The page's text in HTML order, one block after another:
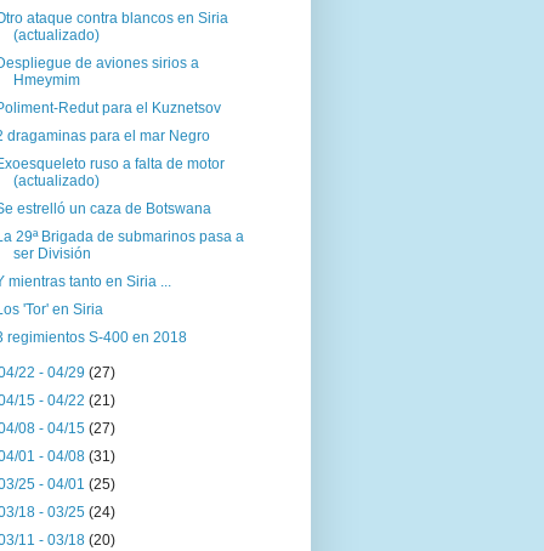
ataque contra blancos en Siria
(actualizado)
de aviones sirios a
Hmeymim
Redut para el Kuznetsov
dragaminas para el mar Negro
ruso a falta de motor
(actualizado)
estrelló un caza de Botswana
29ª Brigada de submarinos pasa a
ser División
mientras tanto en Siria ...
'Tor' en Siria
regimientos S-400 en 2018
22 - 04/29(27)
15 - 04/22(21)
08 - 04/15(27)
01 - 04/08(31)
25 - 04/01(25)
18 - 03/25(24)
11 - 03/18(20)